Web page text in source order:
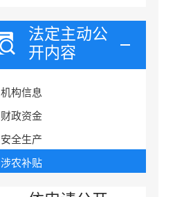
法定主动公
开内容
机构信息
财政资金
安全生产
涉农补贴